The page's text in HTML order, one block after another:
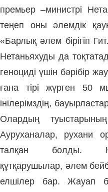
премьер –министрі
теңеп оны әлемдік
«Барлық әлем бірігіп
Нетаньяхуды да
геноциді үшін бәрібір
ғана тірі жүрген 50
інілерімздің,
Олардың
Ауруханалар, рухани
талқан болды.
құтқарушылар, әлем
елшілер бар. Жауап